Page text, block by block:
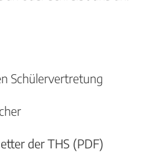
Schülervertretung
der THS (PDF)